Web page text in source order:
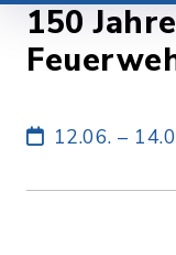
150
12.06. –